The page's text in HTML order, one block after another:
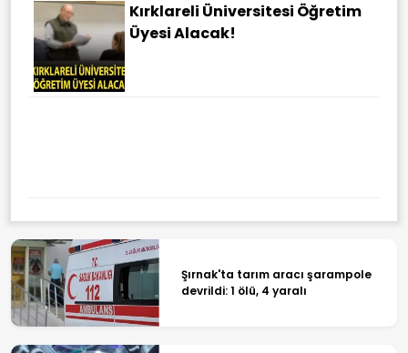
Kırklareli Üniversitesi Öğretim
Üyesi Alacak!
Şırnak'ta tarım aracı şarampole
devrildi: 1 ölü, 4 yaralı